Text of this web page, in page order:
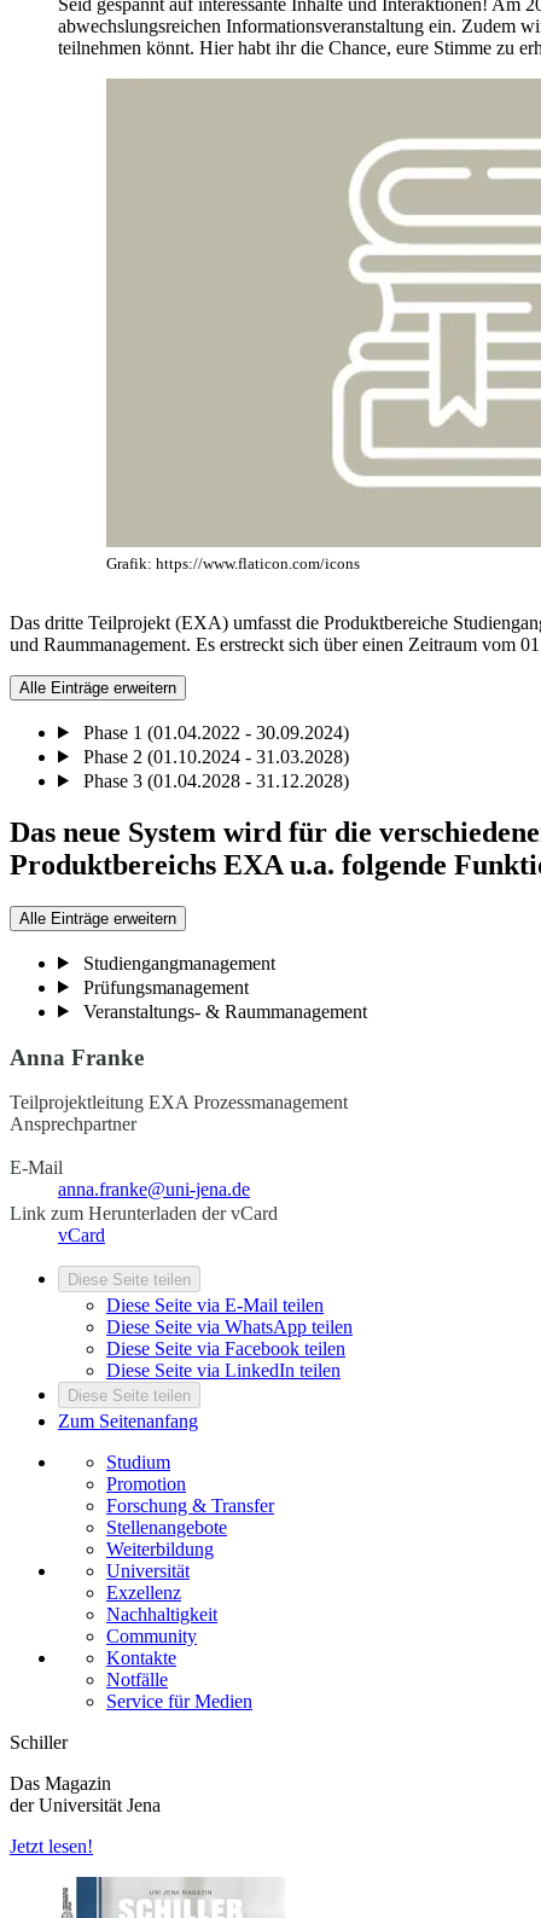
abwechslungsreichen Informationsveranstaltung ein. Zudem
teilnehmen könnt. Hier habt ihr die Chance, eure Stimme zu
Grafik: https://www.flaticon.com/icons
Das dritte Teilprojekt (EXA) umfasst die Produktbereiche
und Raummanagement. Es erstreckt sich über einen Zeitraum vom
Alle Einträge erweitern
Phase 1 (01.04.2022 - 30.09.2024)
Phase 2 (01.10.2024 - 31.03.2028)
Phase 3 (01.04.2028 - 31.12.2028)
Das neue System wird für die
Produktbereichs EXA u.a. folgende
Alle Einträge erweitern
Studiengangmanagement
Prüfungsmanagement
Veranstaltungs- & Raummanagement
Anna Franke
Teilprojektleitung EXA Prozessmanagement
Ansprechpartner
E-Mail
anna.franke@uni-jena.de
Link zum Herunterladen der vCard
vCard
Diese Seite teilen
Diese Seite via E-Mail teilen
Diese Seite via WhatsApp teilen
Diese Seite via Facebook teilen
Diese Seite via LinkedIn teilen
Diese Seite teilen
Zum Seitenanfang
Studium
Promotion
Forschung & Transfer
Stellenangebote
Weiterbildung
Universität
Exzellenz
Nachhaltigkeit
Community
Kontakte
Notfälle
Service für Medien
Schiller
Das Magazin
der Universität Jena
Jetzt lesen!